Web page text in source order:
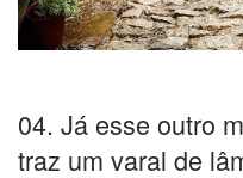
04. Já esse outro
traz um varal de